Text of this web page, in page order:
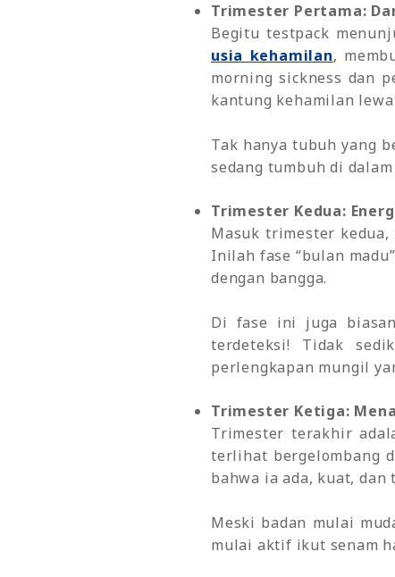
Trimester Pertama:
Begitu testpack
usia kehamilan,
morning sickness dan
kantung kehamilan
Tak hanya tubuh yang
sedang tumbuh di
Trimester Kedua:
Masuk trimester
Inilah fase “bulan
dengan bangga.
Di fase ini juga
terdeteksi! Tidak
perlengkapan mungil
Trimester Ketiga:
Trimester terakhir
terlihat bergelombang
bahwa ia ada, kuat, dan
Meski badan mulai
mulai aktif ikut senam